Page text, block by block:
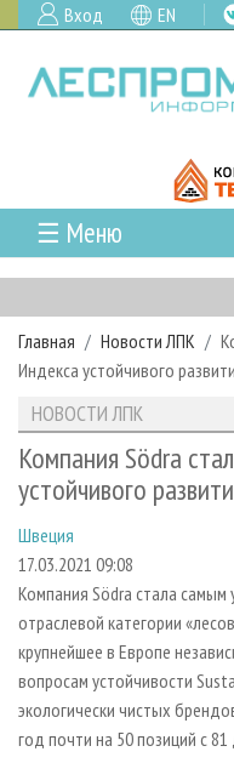
Вход EN
☰ Меню
ГЛАВНАЯ
РУБРИКИ И ТЕМЫ
РУБРИКИ ЖУРНАЛА
ЛЕСОЗАГОТОВКА
ЛЕСОПИЛЕНИЕ
СУШКА ДРЕВЕСИНЫ
ПРОИЗВОДСТВО
ДЕРЕВЯННОЕ
ПРОИЗВОДСТВО
БИОЭНЕРГЕТИКА
НОВОСТИ
НОВОСТИ ЛПК
НОВОСТИ ЖУРНАЛА
ПРОЕКТЫ ЛПИ
АНАЛИТИКА
ПРЕДПРИЯТИЯ ЛПК
ПЕРСОНЫ
МОБИЛЬНЫЕ
ОФИЦИАЛЬНЫЕ
ПРИОРИТЕТНЫЕ
RUSSIAN FORESTRY
АРХИВ ЖУРНАЛОВ
О ЖУРНАЛЕ
КОНТАКТЫ
РЕКЛАМОДАТЕЛЯМ
РЕКЛАМА
РЕКЛАМА НА САЙТЕ
Главная Новости ЛПК
Индекса устойчивого
НОВОСТИ ЛПК
Компания Södra
устойчивого
Швеция
17.03.2021 09:08
Компания Södra стала
отраслевой категории
крупнейшее в Европе
вопросам устойчивости
экологически чистых
год почти на 50 позиций с